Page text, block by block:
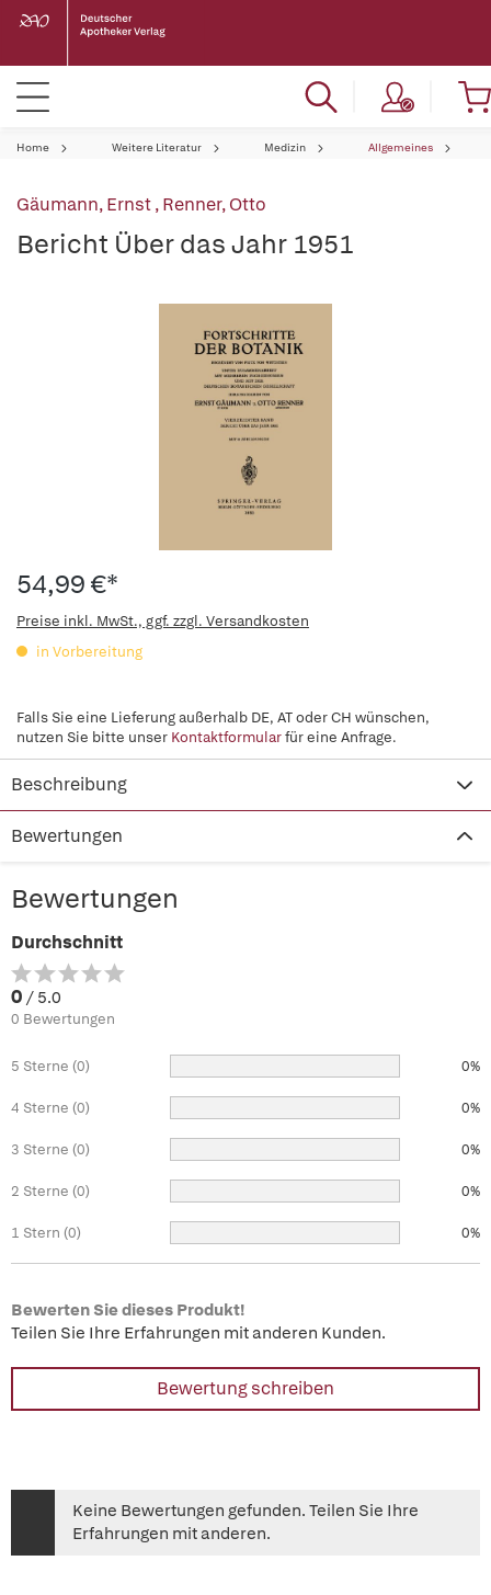
Home Weitere Literatur Medizin Allgemeines
Gäumann, Ernst,Renner, Otto
Bericht Über das Jahr 1951
54,99 €*
Preise inkl. MwSt., ggf. zzgl. Versandkosten
in Vorbereitung
Falls Sie eine Lieferung außerhalb DE, AT oder CH wünschen,
nutzen Sie bitte unser Kontaktformularfür eine Anfrage.
Beschreibung
Bewertungen
Bewertungen
Durchschnitt
0 / 5.0
0 Bewertungen
5 Sterne (0) 0%
4 Sterne (0) 0%
3 Sterne (0) 0%
2 Sterne (0) 0%
1 Stern (0) 0%
Bewerten Sie dieses Produkt!
Teilen Sie Ihre Erfahrungen mit anderen Kunden.
Bewertung schreiben
Keine Bewertungen gefunden. Teilen Sie Ihre
Erfahrungen mit anderen.